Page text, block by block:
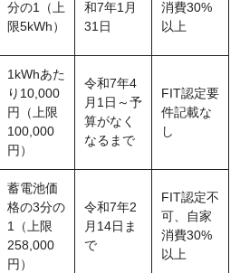
分の1（上
限5kWh）
和7年1月
31日
消費30%
以上
1kWhあた
り10,000
円（上限
100,000
円）
令和7年4
月1日～予
算がなく
なるまで
FIT認定要
件記載な
し
蓄電池価
格の3分の
1（上限
258,000
円）
令和7年2
月14日ま
で
FIT認定不
可、自家
消費30%
以上